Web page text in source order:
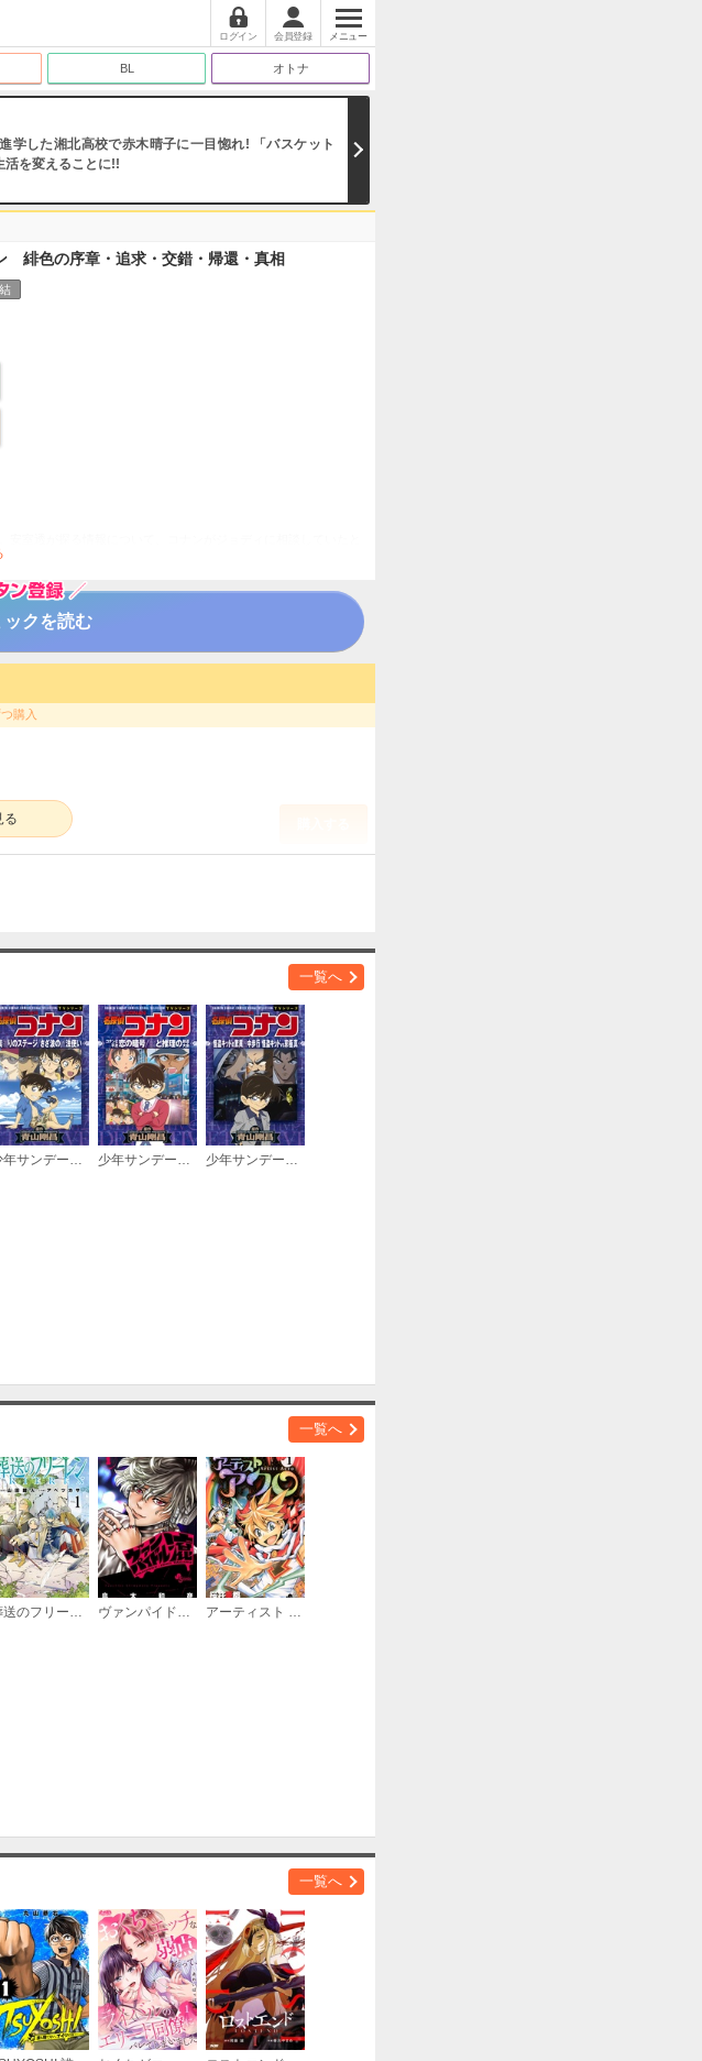
ログイン 会員登録 メニュー
BL オトナ
学した湘北高校で赤木晴子に一目惚れ! 「バスケット
を変えることに!!
緋色の序章・追求・交錯・帰還・真相
。捜査に加わったコナンとジョディ。その現場には、安室透の姿
に緊迫感を増し、対決の時と、隠されてきた真相が明らかとな
真相』が待望のアニメコミックス化！ 巻末にはメイキングの
クを読む
購入
一覧へ
少年サンデーコミックスビジュアルセレクション 名探偵コナン 裏切りのステージ／さざ波の魔法使い 少年サンデーコミックスビジュアルセレクション 名探偵コナン コナンと平次 恋の暗号/恋と推理の剣道大会 少年サンデーコミックスビジュアルセレクション 名探偵コナン 怪盗キッドの驚異空中歩行／怪盗キッドＶＳ京極真
一覧へ
葬送のフリーレン ヴァンパイドル滾 アーティスト アクロ
一覧へ